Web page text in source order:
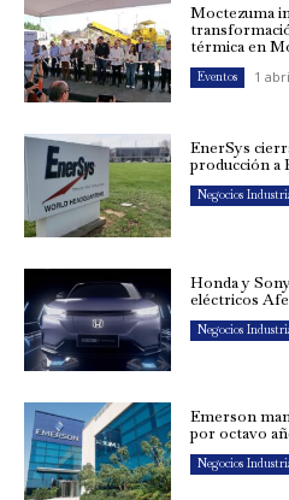
Moctezuma
térmica en
Eventos 1
EnerSys
producción a
Negocios
Honda y
eléctricos
Negocios
Emerson
por octavo
Negocios